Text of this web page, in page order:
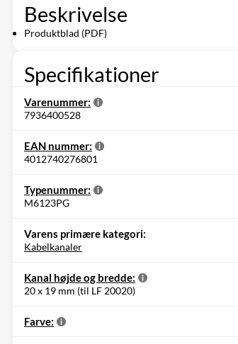
Beskrivelse
Produktblad (PDF)
Specifikationer
Varenummer:
7936400528
EAN nummer:
4012740276801
Typenummer:
M6123PG
Varens primære kategori:
Kabelkanaler
Kanal højde og bredde:
20 x 19 mm (til LF 20020)
Farve: